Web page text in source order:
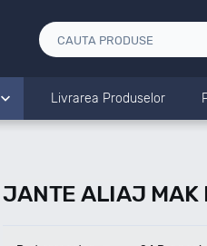
Livrarea Produselor
JANTE ALIAJ MAK